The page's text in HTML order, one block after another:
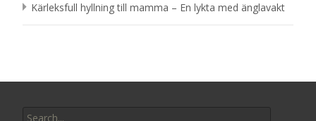
Kärleksfull hyllning till mamma – En lykta med änglavakt